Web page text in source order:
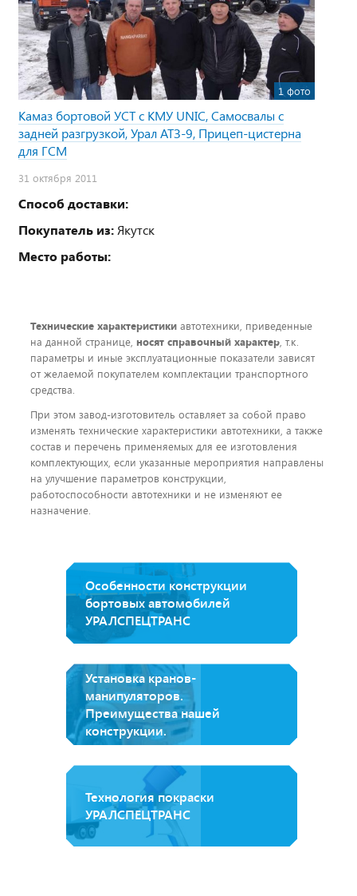
1 фото
Камаз бортовой УСТ с КМУ UNIC, Самосвалы с
задней разгрузкой, Урал АТЗ-9, Прицеп-цистерна
для ГСМ
31 октября 2011
Способ доставки:
Покупатель из:Якутск
Место работы:
Технические характеристики автотехники, приведенные
на данной странице, носят справочный характер, т.к.
параметры и иные эксплуатационные показатели зависят
от желаемой покупателем комплектации транспортного
средства.
При этом завод-изготовитель оставляет за собой право
изменять технические характеристики автотехники, а также
состав и перечень применяемых для ее изготовления
комплектующих, если указанные мероприятия направлены
на улучшение параметров конструкции,
работоспособности автотехники и не изменяют ее
назначение.
Особенности конструкции
бортовых автомобилей
УРАЛСПЕЦТРАНС
Установка кранов-
манипуляторов.
Преимущества нашей
конструкции.
Технология покраски
УРАЛСПЕЦТРАНС